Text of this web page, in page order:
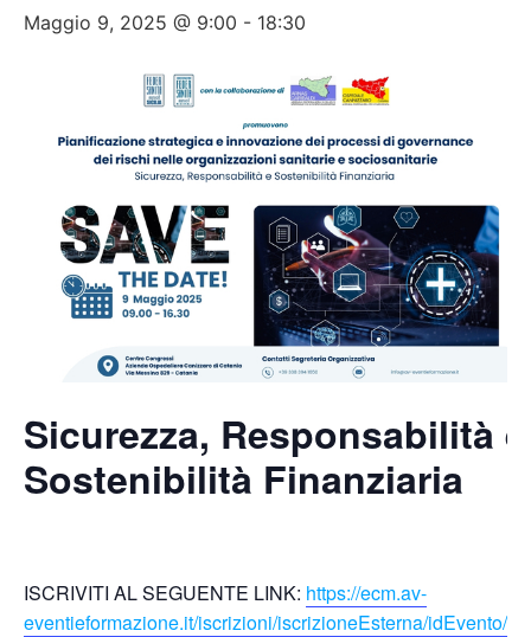
Maggio 9, 2025 @ 9:00 - 18:30
Sicurezza, Responsabilità e
Sostenibilità Finanziaria
ISCRIVITI AL SEGUENTE LINK: https://ecm.av-
eventieformazione.it/iscrizioni/iscrizioneEsterna/idEvento/